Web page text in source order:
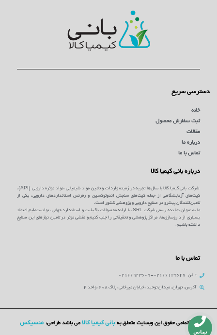
دسترسی سریع
خانه
ثبت سفارش محصول
مقالات
درباره ما
تماس با ما
درباره بانی کیمیا کالا
شرکت بانی کیمیا کالا با سال‌ها تجربه در زمینه واردات و تامین مواد شیمیایی، مواد موثره دارویی (API)،
کیت‌های آزمایشگاهی از جمله کیت‌های سنجش اندوتوکسین و رفرنس استانداردهای دارویی، یکی از
تامین‌کنندگان پیشرو در صنایع دارویی و پژوهشی کشور است.
ما به عنوان نماینده رسمی شرکت SRL، با ارائه محصولات باکیفیت و استاندارد جهانی، توانسته‌ایم اعتماد
بسیاری از داروسازی‌ها، مراکز پژوهشی و تحقیقاتی را جلب کنیم و نقشی موثر در تامین نیازهای این صنایع
داشته باشیم.
تماس با ما
تلفن: 02166129647-02166943609
آدرس: تهران، میدان توحید، خیابان میرخانی، پلاک 208، واحد 4
©تمامی حقوق این وبسایت متعلق به بانی کیمیا کالا می باشد طراحی: منسیکس
تماس